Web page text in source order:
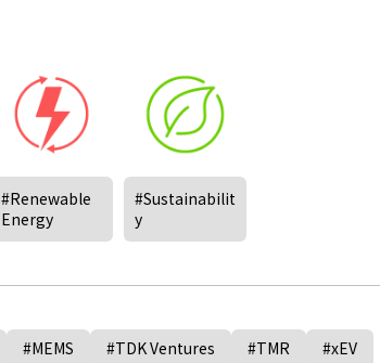
n
f
P
#Renewable
Energy
#Sustainabilit
y
#MEMS #TDK Ventures #TMR
#xEV